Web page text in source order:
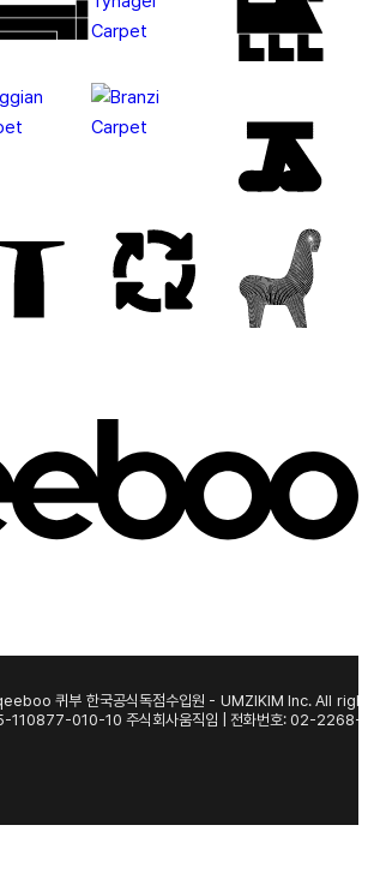
퀴부 한국공식독점수입원 - UMZIKIM Inc. All
110877-010-10 주식회사움직임 | 전화번호: 02-2268-